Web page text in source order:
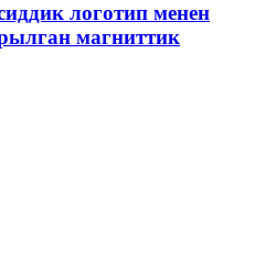
логотип менен
магниттик